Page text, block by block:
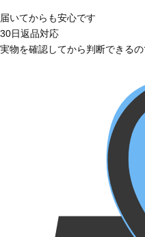
届いてからも安心です
30日返品対応
実物を確認してから判断できる